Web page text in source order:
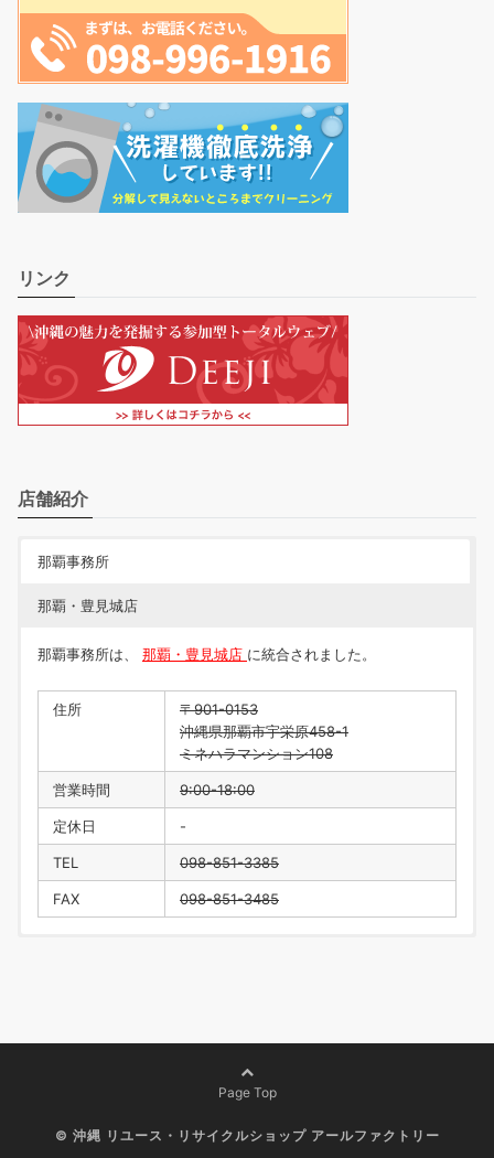
リンク
店舗紹介
那覇事務所
那覇・豊見城店
那覇事務所は、 那覇・豊見城店 に統合されました。
住所
〒901-0153
沖縄県那覇市宇栄原458-1
ミネハラマンション108
営業時間 9:00-18:00
定休日 -
TEL 098-851-3385
FAX 098-851-3485
定休日 水曜日・年末年始
098-996-1916
Page Top
© 沖縄 リユース・リサイクルショップ アールファクトリー